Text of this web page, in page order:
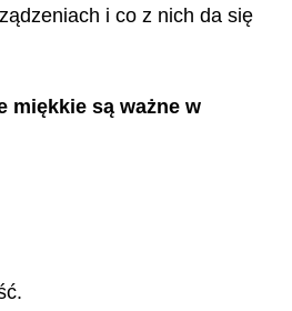
i co z nich da się
miękkie są ważne w